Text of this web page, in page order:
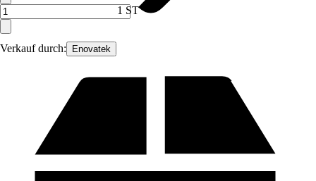
Verkauf durch: Enovatek
1 ST